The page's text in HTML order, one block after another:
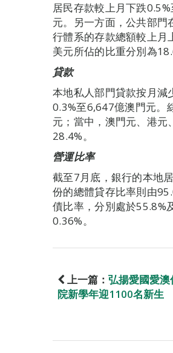
居民存款較上月下跌
元。另一方面，公共部
行體系的存款總額較上月
美元所佔的比重分別為
貸款
本地私人部門貸款按月減
0.3%至6,647億澳門元。
元；當中，澳門元、港元
28.4%。
營運比率
截至7月底，銀行的本地
份的總體貸存比率則由
債比率，分別處於55.8%
0.36%。
上一篇： 弘揚愛國愛
院新學年迎1100名新生